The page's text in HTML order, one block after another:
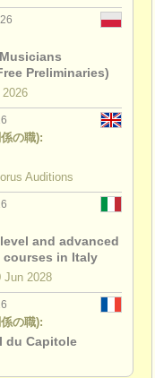
Preliminaries)
の職):
Auditions
and advanced
courses in Italy
Jun 2028
の職):
du Capitole